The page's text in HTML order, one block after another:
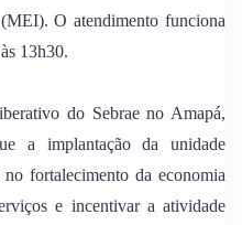
O atendimento funciona
13h30.
do Sebrae no Amapá,
a implantação da unidade
fortalecimento da economia
e incentivar a atividade